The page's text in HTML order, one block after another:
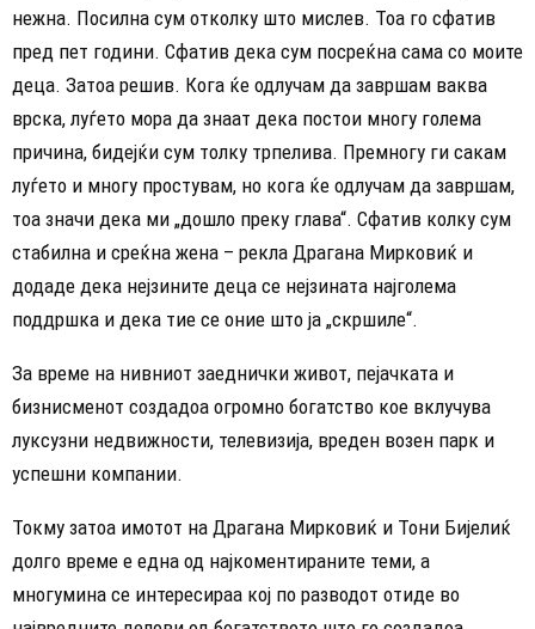
нежна. Посилна сум отколку што мислев. Тоа го сфатив
пред пет години. Сфатив дека сум посреќна сама со моите
деца. Затоа решив. Кога ќе одлучам да завршам ваква
врска, луѓето мора да знаат дека постои многу голема
причина, бидејќи сум толку трпелива. Премногу ги сакам
луѓето и многу простувам, но кога ќе одлучам да завршам,
тоа значи дека ми „дошло преку глава“. Сфатив колку сум
стабилна и среќна жена – рекла Драгана Мирковиќ и
додаде дека нејзините деца се нејзината најголема
поддршка и дека тие се оние што ја „скршиле“.
За време на нивниот заеднички живот, пејачката и
бизнисменот создадоа огромно богатство кое вклучува
луксузни недвижности, телевизија, вреден возен парк и
успешни компании.
Токму затоа имотот на Драгана Мирковиќ и Тони Бијелиќ
долго време е една од најкоментираните теми, а
многумина се интересираа кој по разводот отиде во